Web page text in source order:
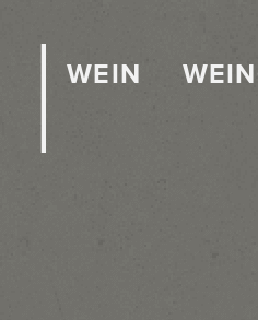
WEIN